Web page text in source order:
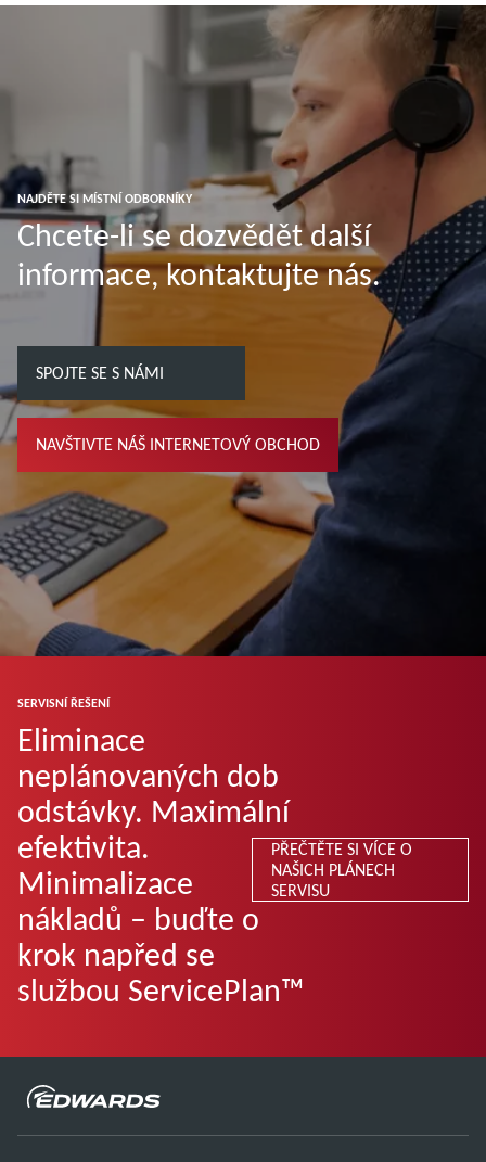
Další informace
NAJDĚTE SI MÍSTNÍ ODBORNÍKY
Chcete-li se dozvědět další
informace, kontaktujte nás.
SPOJTE SE S NÁMI
NAVŠTIVTE NÁŠ INTERNETOVÝ OBCHOD
SERVISNÍ ŘEŠENÍ
Eliminace
neplánovaných dob
odstávky. Maximální
efektivita.
Minimalizace
nákladů – buďte o
krok napřed se
službou ServicePlan™
PŘEČTĚTE SI VÍCE O
NAŠICH PLÁNECH
SERVISU